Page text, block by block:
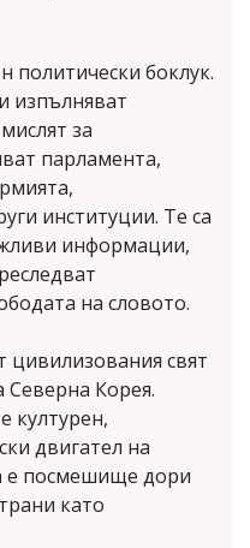
политически боклук.
изпълняват
за
парламента,
институции. Те са
информации,
на словото.
цивилизования свят
Корея.
културен,
двигател на
е посмешище дори
като